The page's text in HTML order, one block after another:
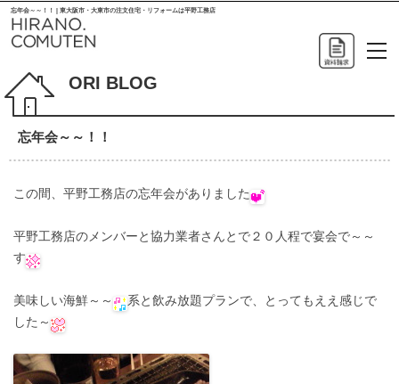
忘年会～～！！ | 東大阪市・大東市の注文住宅・リフォームは平野工務店
ORI BLOG
忘年会～～！！
この間、平野工務店の忘年会がありました
平野工務店のメンバーと協力業者さんとで２０人程で宴会で～～
す
美味しい海鮮～～
系と飲み放題プランで、とってもええ感じで
した～